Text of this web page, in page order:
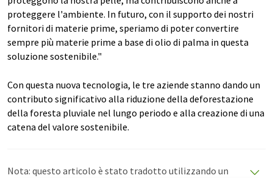
proteggere l'ambiente. In futuro, con il supporto dei nostri
fornitori di materie prime, speriamo di poter convertire
sempre più materie prime a base di olio di palma in questa
soluzione sostenibile."
Con questa nuova tecnologia, le tre aziende stanno dando un
contributo significativo alla riduzione della deforestazione
della foresta pluviale nel lungo periodo e alla creazione di una
catena del valore sostenibile.
Nota: questo articolo è stato tradotto utilizzando un